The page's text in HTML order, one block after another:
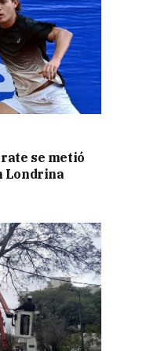
se metió
Londrina